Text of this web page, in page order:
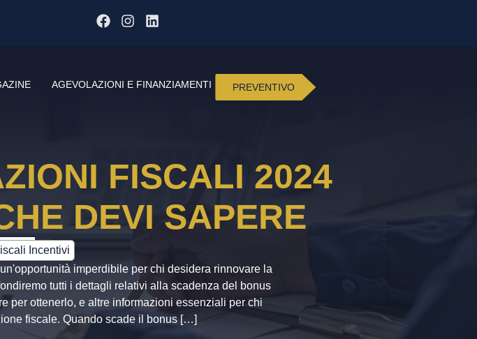
AGEVOLAZIONI E FINANZIAMENTI PREVENTIVO
FISCALI 2024
DEVI SAPERE
Incentivi
imperdibile per chi desidera rinnovare la
tutti i dettagli relativi alla scadenza del bonus
per ottenerlo, e altre informazioni essenziali per chi
fiscale. Quando scade il bonus […]